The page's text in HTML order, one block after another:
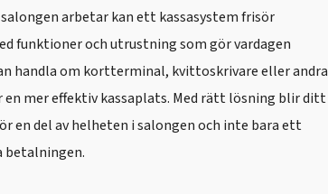
arbetar kan ett kassasystem frisör
funktioner och utrustning som gör vardagen
handla om kortterminal, kvittoskrivare eller andra
en mer effektiv kassaplats. Med rätt lösning blir ditt
en del av helheten i salongen och inte bara ett
betalningen.